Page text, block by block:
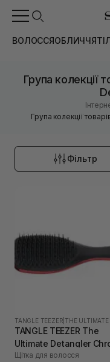
ВОЛОССЯОБЛИЧЧЯ
Група колекції
Група колекції
Фільтр
TANGLE TEEZER
TANGLE TEEZER The
Ultimate Detangler
Mini The Devil Wears
Щітка для волосся